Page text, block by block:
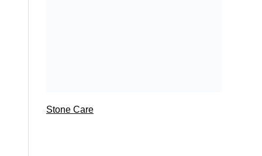
Stone Care